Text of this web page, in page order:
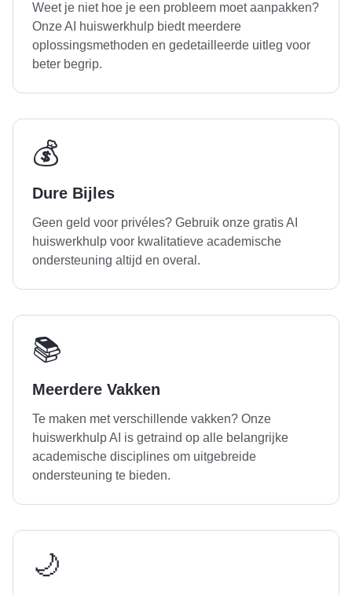
Weet je niet hoe je een probleem moet aanpakken?
Onze AI huiswerkhulp biedt meerdere
oplossingsmethoden en gedetailleerde uitleg voor
beter begrip.
💰
Dure Bijles
Geen geld voor privéles? Gebruik onze gratis AI
huiswerkhulp voor kwalitatieve academische
ondersteuning altijd en overal.
📚
Meerdere Vakken
Te maken met verschillende vakken? Onze
huiswerkhulp AI is getraind op alle belangrijke
academische disciplines om uitgebreide
ondersteuning te bieden.
🌙